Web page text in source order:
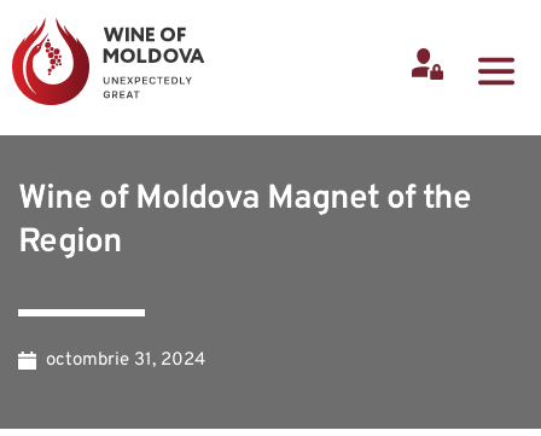
Wine of Moldova Magnet of the
Region
octombrie 31, 2024